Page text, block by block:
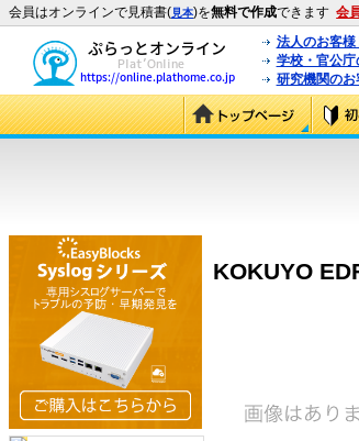
会員はオンラインで見積書(見本)を無料で作成できます 会
法人のお客
学校・官公
研究機関の
KOKUYO